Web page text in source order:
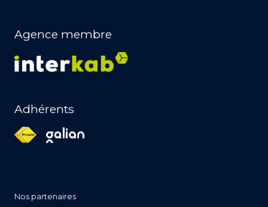
Agence membre
Adhérents
nos partenaires